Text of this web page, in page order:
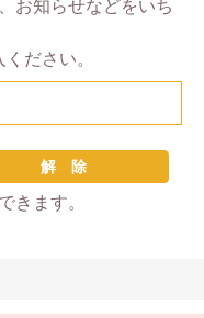
お知らせなどをいち
ださい。
きます。